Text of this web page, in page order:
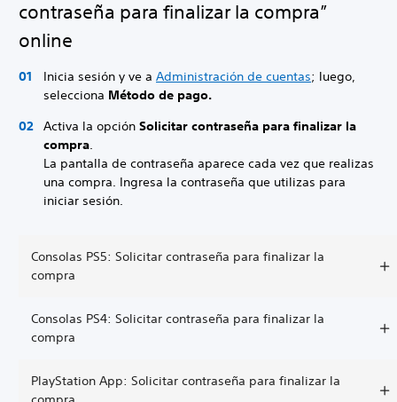
contraseña para finalizar la compra”
online
Inicia sesión y ve a Administración de cuentas; luego,
selecciona Método de pago.
Activa la opción Solicitar contraseña para finalizar la
compra.
La pantalla de contraseña aparece cada vez que realizas
una compra. Ingresa la contraseña que utilizas para
iniciar sesión.
Consolas PS5: Solicitar contraseña para finalizar la
compra
Consolas PS4: Solicitar contraseña para finalizar la
compra
PlayStation App: Solicitar contraseña para finalizar la